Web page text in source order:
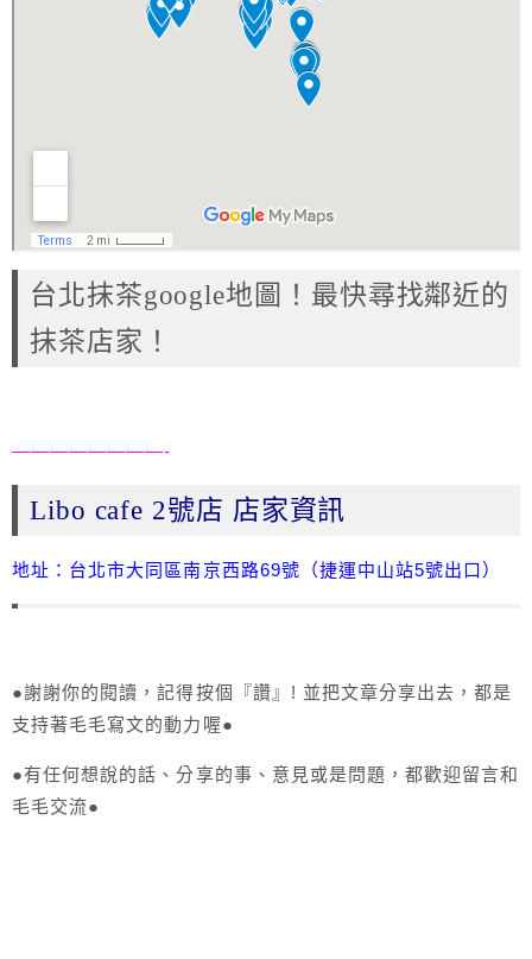
台北抹茶google地圖！最快尋找鄰近的
抹茶店家！
————————-
Libo cafe 2號店 店家資訊
地址：台北市大同區南京西路69號（捷運中山站5號出口）
●謝謝你的閱讀，記得按個『讚』! 並把文章分享出去，都是
支持著毛毛寫文的動力喔●
●有任何想說的話、分享的事、意見或是問題，都歡迎留言和
毛毛交流●